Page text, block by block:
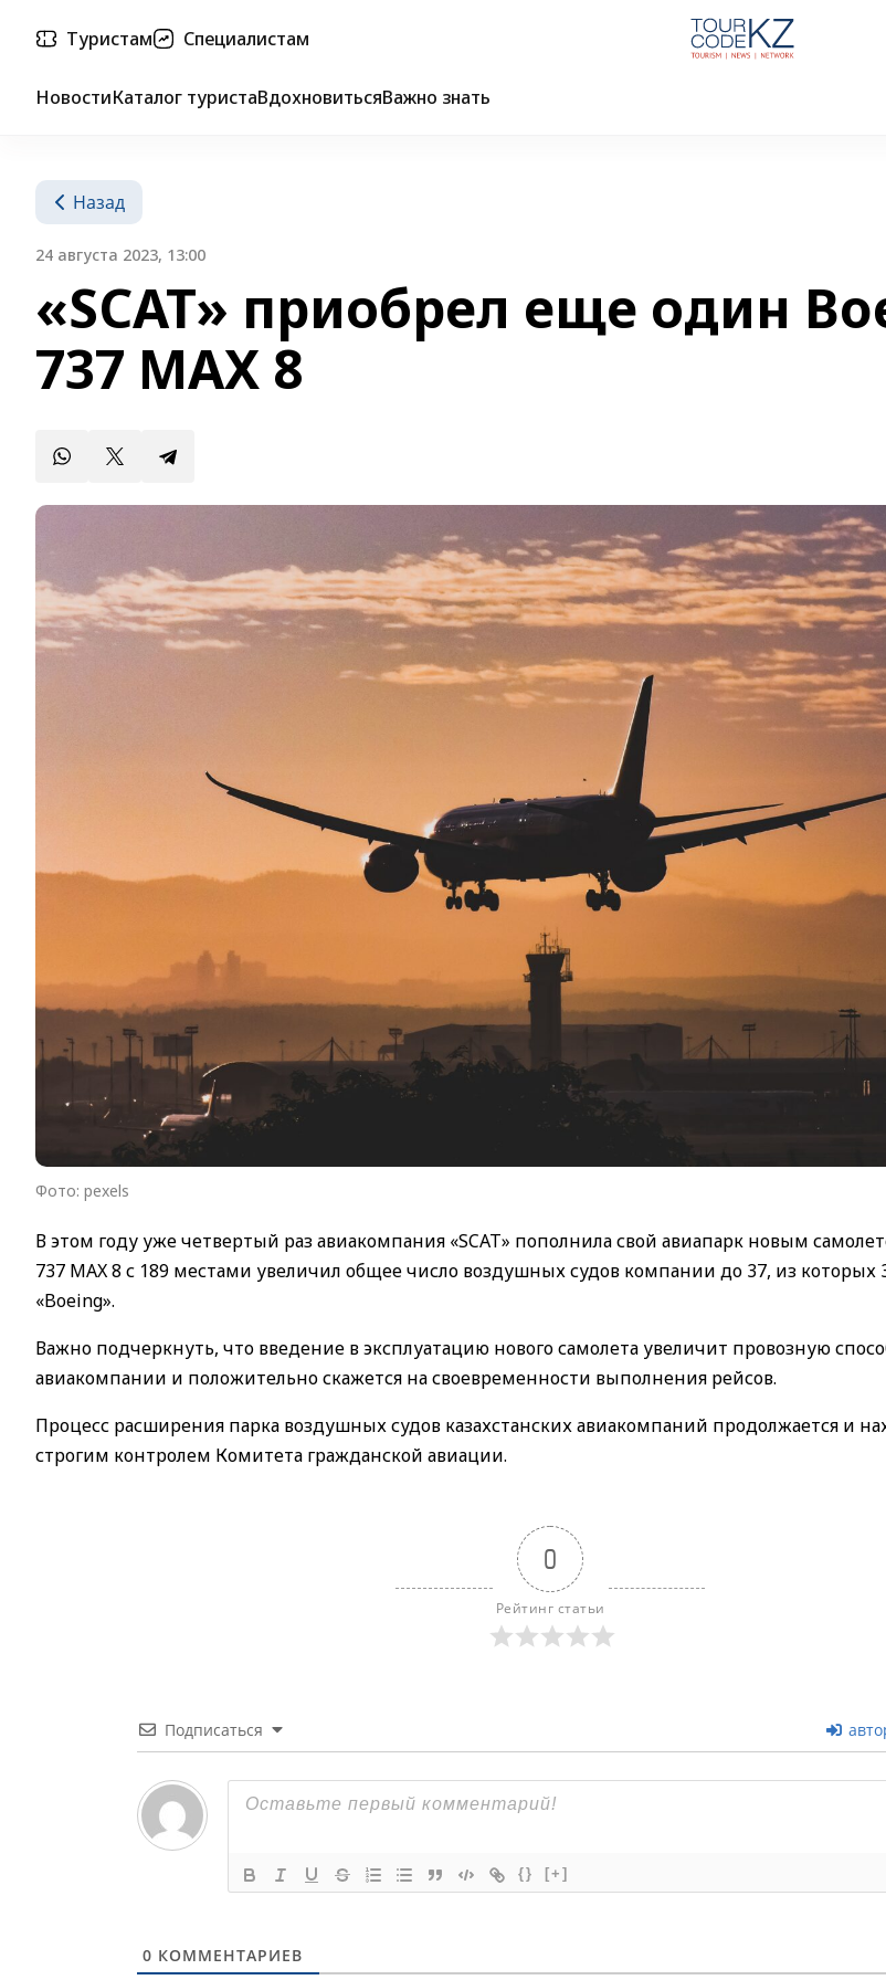
Туристам Специалистам
НовостиКаталог туристаВдохновитьсяВажно знать
Назад
24 августа 2023, 13:00
«SCAT» приобрел еще один
737 MAX 8
Фото: pexels
В этом году уже четвертый раз авиакомпания «SCAT» пополнила свой авиапарк новым
737 MAX 8 с 189 местами увеличил общее число воздушных судов компании до 37, из
«Boeing».
Важно подчеркнуть, что введение в эксплуатацию нового самолета увеличит провозную
авиакомпании и положительно скажется на своевременности выполнения рейсов.
Процесс расширения парка воздушных судов казахстанских авиакомпаний продолжается и
строгим контролем Комитета гражданской авиации.
0
Рейтинг статьи
Подписаться
{} [+]
0 КОММЕНТАРИЕВ